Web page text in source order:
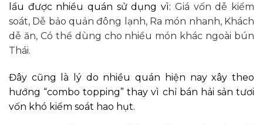
lẩu được nhiều quán sử dụng vì: Giá vốn dễ kiểm
soát, Dễ bảo quản đông lạnh, Ra món nhanh, Khách
dễ ăn, Có thể dùng cho nhiều món khác ngoài bún
Thái.
Đây cũng là lý do nhiều quán hiện nay xây theo
hướng “combo topping” thay vì chỉ bán hải sản tươi
vốn khó kiểm soát hao hụt.